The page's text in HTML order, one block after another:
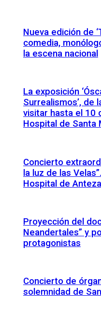
Nueva edición de
comedia,
la escena nacional
La exposición
Surrealismos’, de
visitar hasta el 10
Hospital de Santa
Concierto
la luz de las
Hospital de
Proyección del
Neandertales” y
protagonistas
Concierto de
solemnidad de